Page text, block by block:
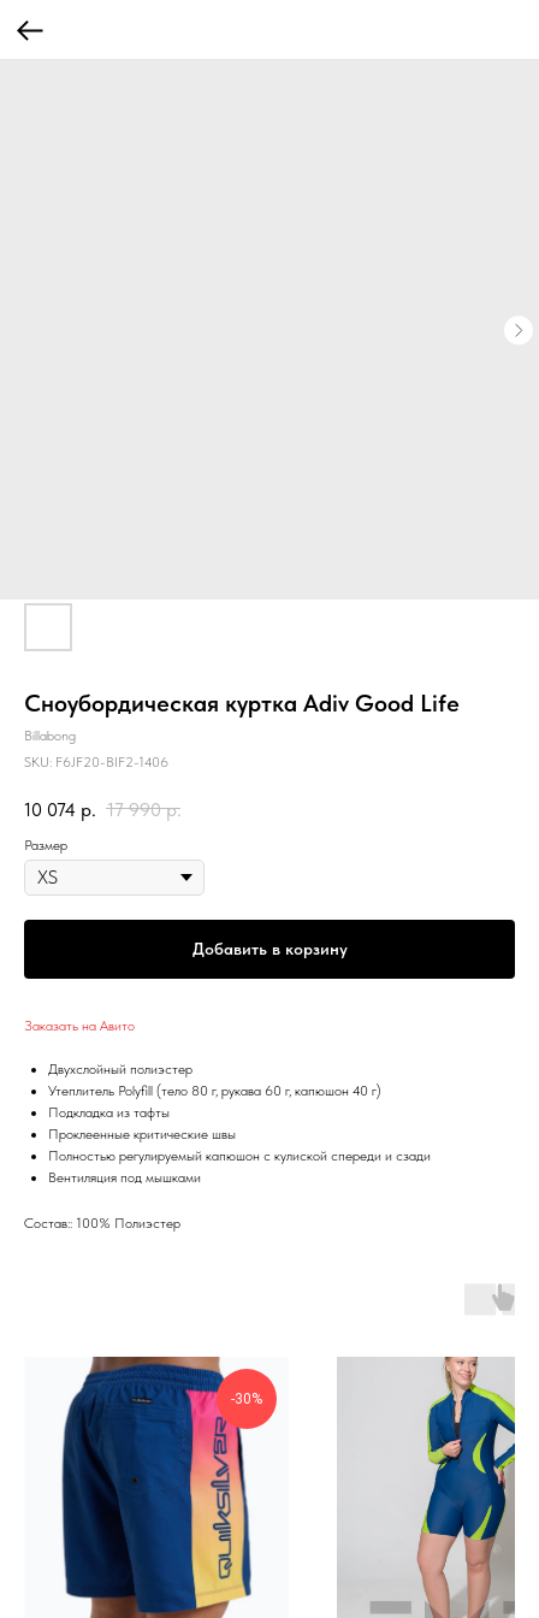
Сноубордическая куртка Adiv Good Life
Billabong
SKU: F6JF20-BIF2-1406
10 074 р. 17 990 р.
Размер
Добавить в корзину
Заказать на Авито
Двухслойный полиэстер
Утеплитель Polyfill (тело 80 г, рукава 60 г, капюшон 40 г)
Подкладка из тафты
Проклеенные критические швы
Полностью регулируемый капюшон с кулиской спереди и сзади
Вентиляция под мышками
Состав:: 100% Полиэстер
-30%